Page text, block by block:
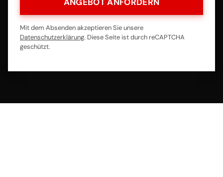
Mit dem Absenden akzeptieren Sie unsere
Datenschutzerklärung. Diese Seite ist durch reCAPTCHA
geschützt.